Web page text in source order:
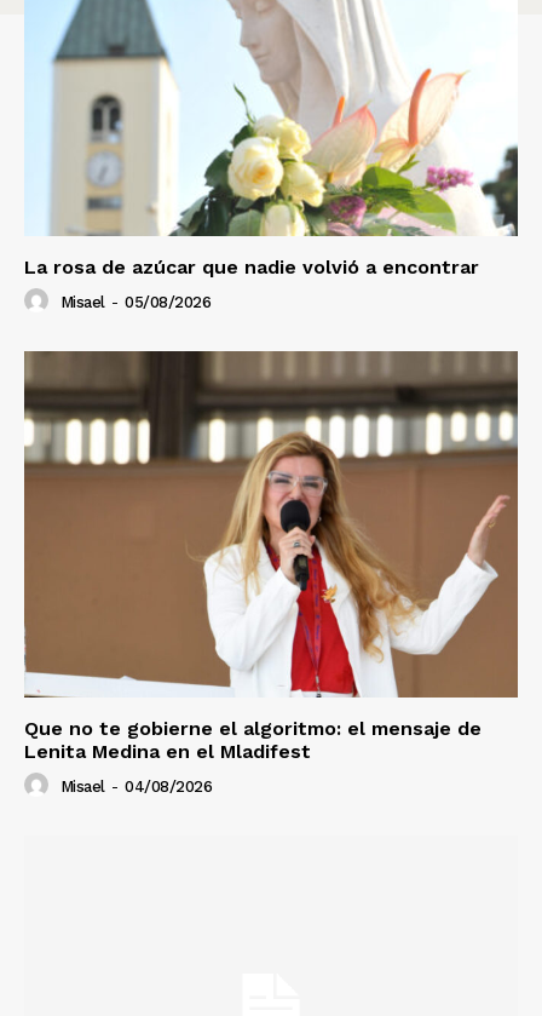
La rosa de azúcar que nadie volvió a encontrar
Misael - 05/08/2026
Que no te gobierne el algoritmo: el mensaje de
Lenita Medina en el Mladifest
Misael - 04/08/2026